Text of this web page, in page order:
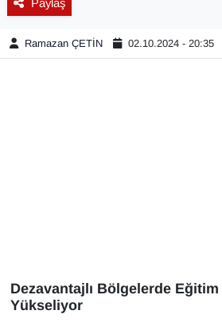
Paylaş
Ramazan ÇETİN 02.10.2024 - 20:35
Dezavantajlı Bölgelerde Eğitim
Yükseliyor
Emlak
En çok konuşulanlar
İngilizce